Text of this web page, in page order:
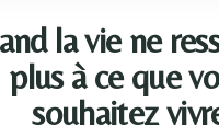
la vie ne
plus à ce que
souhaitez